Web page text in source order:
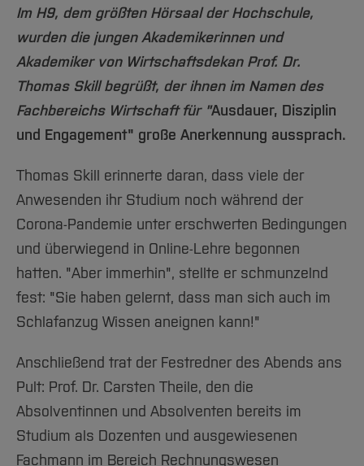
Arbeiten im FB G
Forschung und Projekte
International
Team
Service
Studiengänge
Studieninteressierte
Aktuelles
Studium
Fachgruppen
Forschung und Entwicklung
Service
Amtliche Bekanntmachungen
Notfall-Infos
BO Shop
Familiengerechte Hochschule
Gleichstellung
Diskriminierungsfreie Hochschule
Vertretungen
Wahlen
Hochschulbibliothek
Hochschulkommunikation
International Office
Medienzentrum
qed-Stiftung
Im H9, dem größten Hörsaal der Hochschule,
wurden die jungen Akademikerinnen und
Akademiker von Wirtschaftsdekan Prof. Dr.
Thomas Skill begrüßt, der ihnen im Namen des
Fachbereichs Wirtschaft für "Ausdauer, Disziplin
und Engagement" große Anerkennung aussprach.
Thomas Skill erinnerte daran, dass viele der
Anwesenden ihr Studium noch während der
Corona-Pandemie unter erschwerten Bedingungen
und überwiegend in Online-Lehre begonnen
hatten. "Aber immerhin", stellte er schmunzelnd
fest: "Sie haben gelernt, dass man sich auch im
Schlafanzug Wissen aneignen kann!"
Anschließend trat der Festredner des Abends ans
Pult: Prof. Dr. Carsten Theile, den die
Absolventinnen und Absolventen bereits im
Studium als Dozenten und ausgewiesenen
Fachmann im Bereich Rechnungswesen